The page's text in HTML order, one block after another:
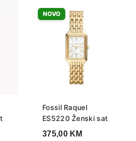
NOVO
Fossil Raquel
ES5220 Ženski sat
375,00 KM